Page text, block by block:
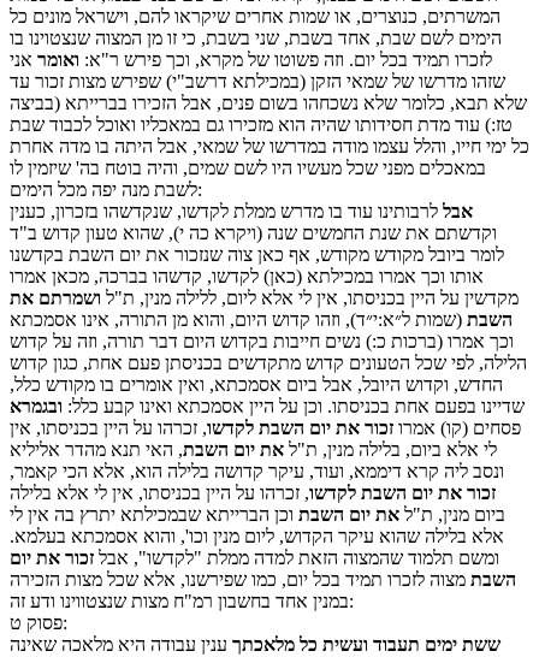
המשרתים, כנוצרים, או שמות אחרים שיקראו להם, וישראל מונים כל
הימים לשם שבת, אחד בשבת, שני בשבת, כי זו מן המצוה שנצטוינו בו
לזכרו תמיד בכל יום. וזה פשוטו של מקרא, וכך פירש ר"א: ואומר אני
שזהו מדרשו של שמאי הזקן (במכילתא דרשב"י) שפירש מצות זכור עד
שלא תבא, כלומר שלא נשכחהו בשום פנים, אבל הזכירו בברייתא (בביצה
טז:) עוד מדת חסידותו שהיה הוא מזכירו גם במאכליו ואוכל לכבוד שבת
כל ימי חייו, והלל עצמו מודה במדרשו של שמאי, אבל היתה בו מדה אחרת
במאכלים מפני שכל מעשיו היו לשם שמים, והיה בוטח בה' שיזמין לו
לשבת מנה יפה מכל הימים:
אבל לרבותינו עוד בו מדרש ממלת לקדשו, שנקדשהו בזכרון, כענין
וקדשתם את שנת החמשים שנה (ויקרא כה י), שהוא טעון קדוש ב"ד
לומר ביובל מקודש מקודש, אף כאן צוה שנזכור את יום השבת בקדשנו
אותו וכך אמרו במכילתא (כאן) לקדשו, קדשהו בברכה, מכאן אמרו
מקדשין על היין בכניסתו, אין לי אלא ליום, ללילה מנין, ת"ל ושמרתם את
השבת (שמות ל״א:י״ד), וזהו קדוש היום, והוא מן התורה, אינו אסמכתא
וכך אמרו (ברכות כ:) נשים חייבות בקדוש היום דבר תורה, וזה על קדוש
הלילה, לפי שכל הטעונים קדוש מתקדשים בכניסתן פעם אחת, כגון קדוש
החדש, וקדוש היובל, אבל ביום אסמכתא, ואין אומרים בו מקודש כלל,
שדיינו בפעם אחת בכניסתו. וכן על היין אסמכתא ואינו קבע כלל: ובגמרא
פסחים (קו) אמרו זכור את יום השבת לקדשו, זכרהו על היין בכניסתו, אין
לי אלא ביום, בלילה מנין, ת"ל את יום השבת, האי תנא מהדר אליליא
ונסב ליה קרא דיממא, ועוד, עיקר קדושה בלילה הוא, אלא הכי קאמר,
זכור את יום השבת לקדשו, זכרהו על היין בכניסתו, אין לי אלא בלילה
ביום מנין, ת"ל את יום השבת וכן הברייתא שבמכילתא יתרץ בה אין לי
אלא בלילה שהוא עיקר הקדוש, ליום מנין וכו', והוא אסמכתא בעלמא.
ומשם תלמוד שהמצוה הזאת למדה ממלת "לקדשו", אבל זכור את יום
השבת מצוה לזכרו תמיד בכל יום, כמו שפירשנו, אלא שכל מצות הזכירה
במנין אחד בחשבון רמ"ח מצות שנצטווינו ודע זה:
פסוק ט
:
ששת ימים תעבוד ועשית כל מלאכתך ענין עבודה היא מלאכה שאינה